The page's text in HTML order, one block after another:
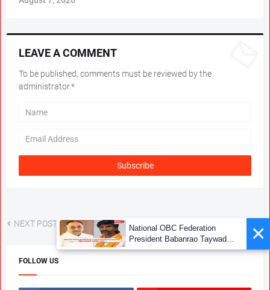
LEAVE A COMMENT
To be published, comments must be reviewed by the
administrator.*
NEXT POST PREVIOUS POST
FOLLOW US
×
National OBC Federation
President Babanrao Taywade
Claims Only 27 Kunbi